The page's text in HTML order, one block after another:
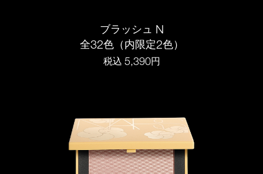
ブラッシュ N
全32色（内限定2色）
税込 5,390円